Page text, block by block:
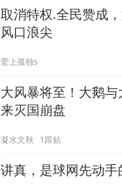
取消特权.全民赞成
风口浪尖
爱上孤独s
大风暴将至！大鹅
来灭国崩盘
凝水文秋 1跟贴
讲真，是球网先动手